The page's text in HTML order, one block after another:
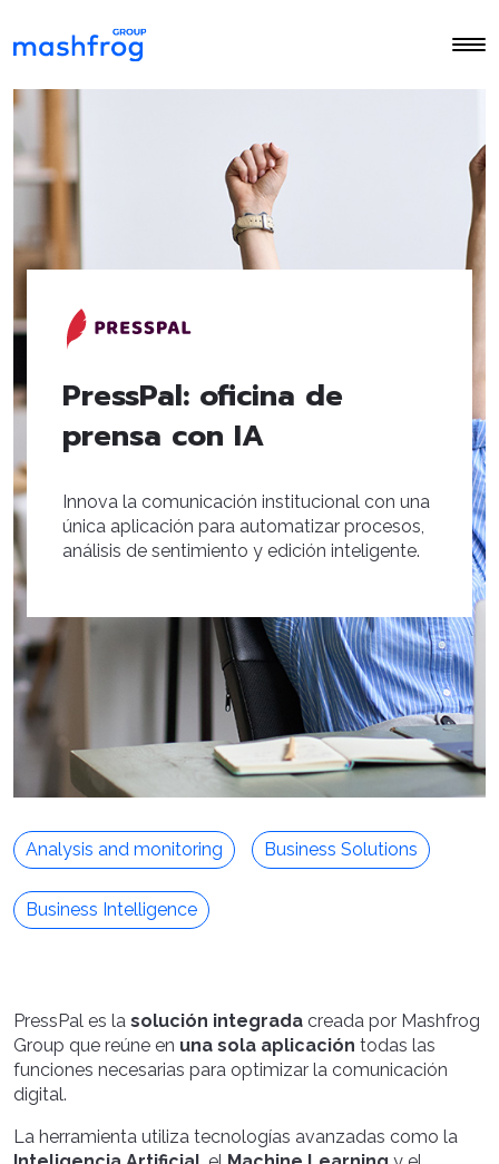
PressPal: oficina de
prensa con IA
Innova la comunicación institucional con una
única aplicación para automatizar procesos,
análisis de sentimiento y edición inteligente.
Analysis and monitoring Business Solutions
Business Intelligence
PressPal es la solución integrada creada por Mashfrog
Group que reúne en una sola aplicación todas las
funciones necesarias para optimizar la comunicación
digital.
La herramienta utiliza tecnologías avanzadas como la